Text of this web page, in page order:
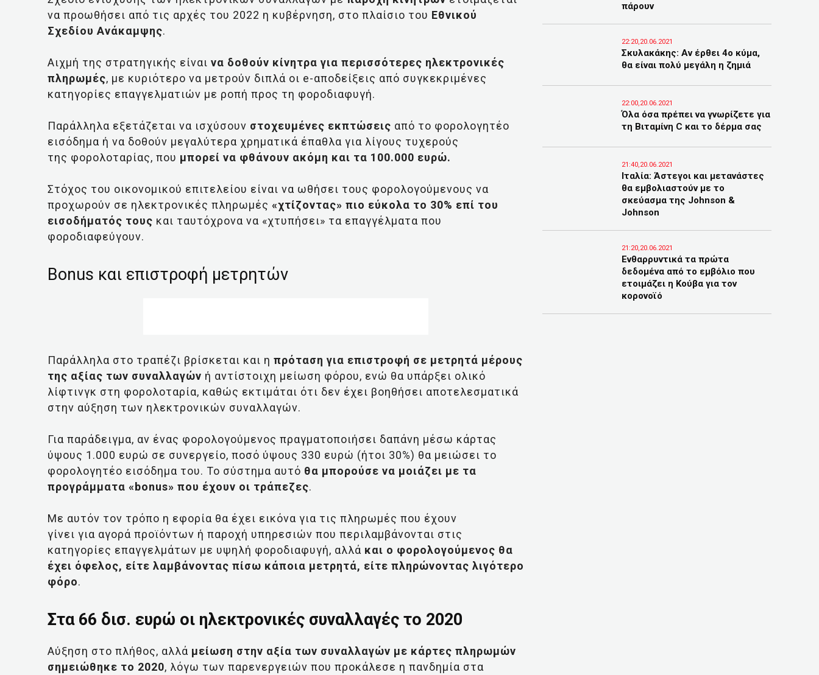
να προωθήσει από τις αρχές του 2022 η κυβέρνηση, στο πλαίσιο του Εθνικού
Σχεδίου Ανάκαμψης.
Αιχμή της στρατηγικής είναι να δοθούν κίνητρα για περισσότερες ηλεκτρονικές
πληρωμές, με κυριότερο να μετρούν διπλά οι e-αποδείξεις από συγκεκριμένες
κατηγορίες επαγγελματιών με ροπή προς τη φοροδιαφυγή.
Παράλληλα εξετάζεται να ισχύσουν στοχευμένες εκπτώσεις από το φορολογητέο
εισόδημα ή να δοθούν μεγαλύτερα χρηματικά έπαθλα για λίγους τυχερούς
της φορολοταρίας, που μπορεί να φθάνουν ακόμη και τα 100.000 ευρώ.
Στόχος του οικονομικού επιτελείου είναι να ωθήσει τους φορολογούμενους να
προχωρούν σε ηλεκτρονικές πληρωμές «χτίζοντας» πιο εύκολα το 30% επί του
εισοδήματός τους και ταυτόχρονα να «χτυπήσει» τα επαγγέλματα που
φοροδιαφεύγουν.
Bonus και επιστροφή μετρητών
Παράλληλα στο τραπέζι βρίσκεται και η πρόταση για επιστροφή σε μετρητά μέρους
της αξίας των συναλλαγών ή αντίστοιχη μείωση φόρου, ενώ θα υπάρξει ολικό
λίφτινγκ στη φορολοταρία, καθώς εκτιμάται ότι δεν έχει βοηθήσει αποτελεσματικά
στην αύξηση των ηλεκτρονικών συναλλαγών.
Για παράδειγμα, αν ένας φορολογούμενος πραγματοποιήσει δαπάνη μέσω κάρτας
ύψους 1.000 ευρώ σε συνεργείο, ποσό ύψους 330 ευρώ (ήτοι 30%) θα μειώσει το
φορολογητέο εισόδημα του. Το σύστημα αυτό θα μπορούσε να μοιάζει με τα
προγράμματα «bonus» που έχουν οι τράπεζες.
Με αυτόν τον τρόπο η εφορία θα έχει εικόνα για τις πληρωμές που έχουν
γίνει για αγορά προϊόντων ή παροχή υπηρεσιών που περιλαμβάνονται στις
κατηγορίες επαγγελμάτων με υψηλή φοροδιαφυγή, αλλά και ο φορολογούμενος θα
έχει όφελος, είτε λαμβάνοντας πίσω κάποια μετρητά, είτε πληρώνοντας λιγότερο
φόρο.
Στα 66 δισ. ευρώ οι ηλεκτρονικές συναλλαγές το 2020
Αύξηση στο πλήθος, αλλά μείωση στην αξία των συναλλαγών με κάρτες πληρωμών
σημειώθηκε το 2020, λόγω των παρενεργειών που προκάλεσε η πανδημία στα
πάρουν
22:20,20.06.2021
Σκυλακάκης: Αν έρθει 4ο κύμα,
θα είναι πολύ μεγάλη η ζημιά
22:00,20.06.2021
Όλα όσα πρέπει να γνωρίζετε για
τη Βιταμίνη C και το δέρμα σας
21:40,20.06.2021
Ιταλία: Άστεγοι και μετανάστες
θα εμβολιαστούν με το
σκεύασμα της Johnson &
Johnson
21:20,20.06.2021
Ενθαρρυντικά τα πρώτα
δεδομένα από το εμβόλιο που
ετοιμάζει η Κούβα για τον
κορονοϊό